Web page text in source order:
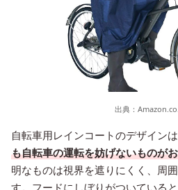
出典：
自転車用レインコートのデザインは
も自転車の運転を妨げないものが
明なものは視界を遮りにくく、周
す。フードにしぼりがついている